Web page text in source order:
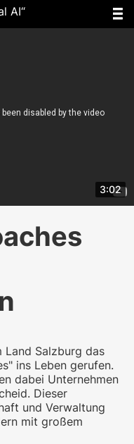
AI“
3:02
Land Salzburg das
ins Leben gerufen.
dabei Unternehmen
Dieser
und Verwaltung
mit großem